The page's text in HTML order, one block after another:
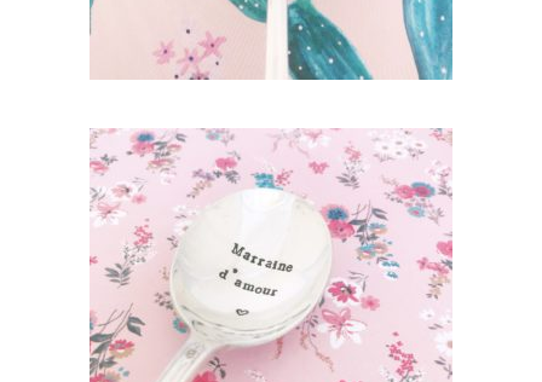
CUILLÈRE RONDE GRAVÉE VINTAGE :
MARRAINE D’AMOUR
35,00
AJOUTER AU PANIER